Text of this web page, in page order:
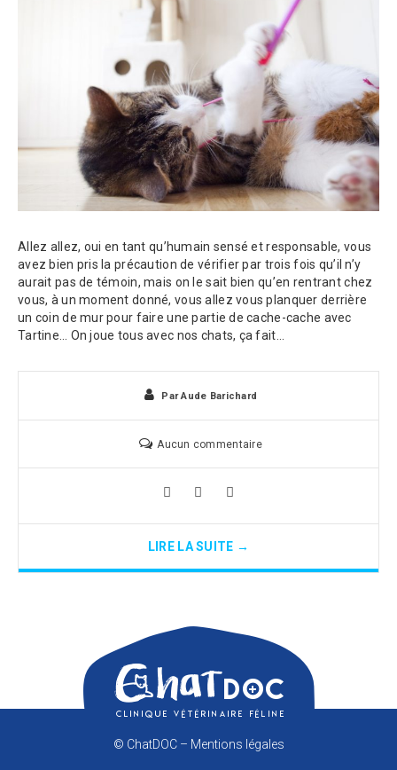
Allez allez, oui en tant qu’humain sensé et responsable, vous
avez bien pris la précaution de vérifier par trois fois qu’il n’y
aurait pas de témoin, mais on le sait bien qu’en rentrant chez
vous, à un moment donné, vous allez vous planquer derrière
un coin de mur pour faire une partie de cache-cache avec
Tartine… On joue tous avec nos chats, ça fait…
ParAude Barichard
Aucun commentaire
LIRE LA SUITE →
© ChatDOC – Mentions légales